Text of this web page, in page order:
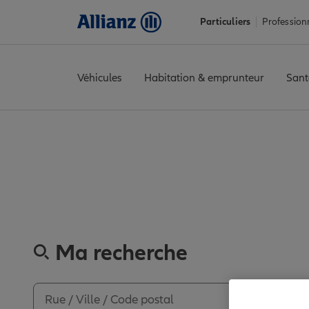
Particuliers
Véhicules Habitation & emprunteur
Ma recherche